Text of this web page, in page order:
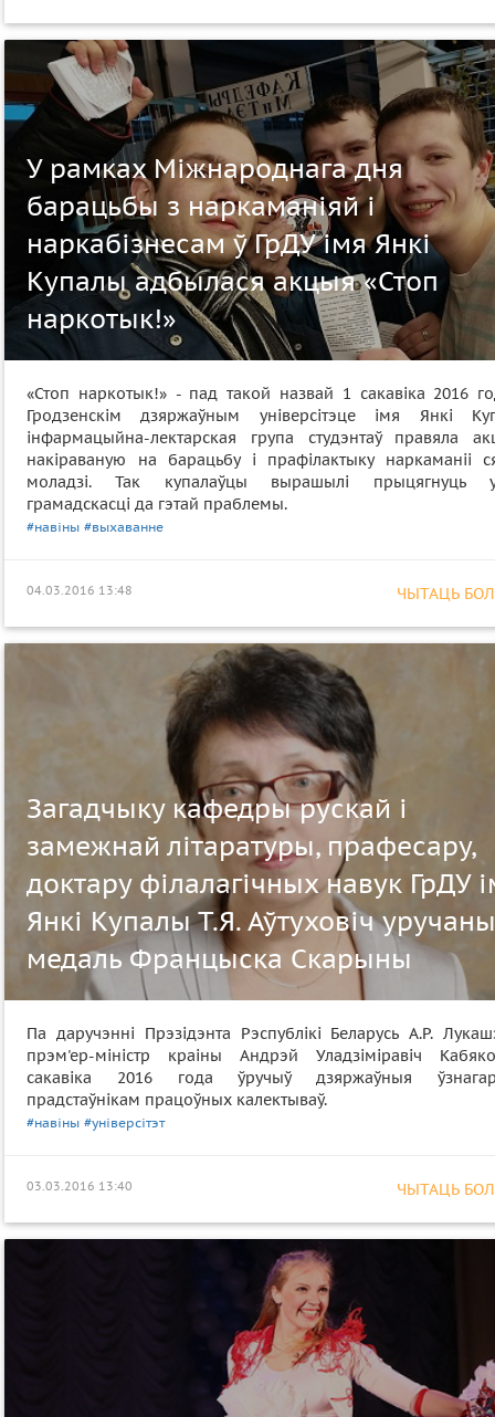
У рамках Міжнароднага дня
барацьбы з наркаманіяй і
наркабізнесам ў ГрДУ імя Янкі
Купалы адбылася акцыя «Стоп
наркотык!»
«Стоп наркотык!» - пад такой назвай 1 сакавіка 2016
Гродзенскім дзяржаўным універсітэце імя Янкі
інфармацыйна-лектарская група студэнтаў правяла
накіраваную на барацьбу і прафілактыку наркаманіі
моладзі. Так купалаўцы вырашылі прыцягнуць
грамадскасці да гэтай праблемы.
#навіны #выхаванне
ЧЫТАЦЬ
04.03.2016 13:48
Загадчыку кафедры рускай і
замежнай літаратуры, прафесару,
доктару філалагічных навук ГрДУ
Янкі Купалы Т.Я. Аўтуховіч уручаны
медаль Францыска Скарыны
Па даручэнні Прэзідэнта Рэспублікі Беларусь А.Р.
прэм'ер-міністр краіны Андрэй Уладзіміравіч
сакавіка 2016 года ўручыў дзяржаўныя
прадстаўнікам працоўных калектываў.
#навіны #універсітэт
ЧЫТАЦЬ
03.03.2016 13:40